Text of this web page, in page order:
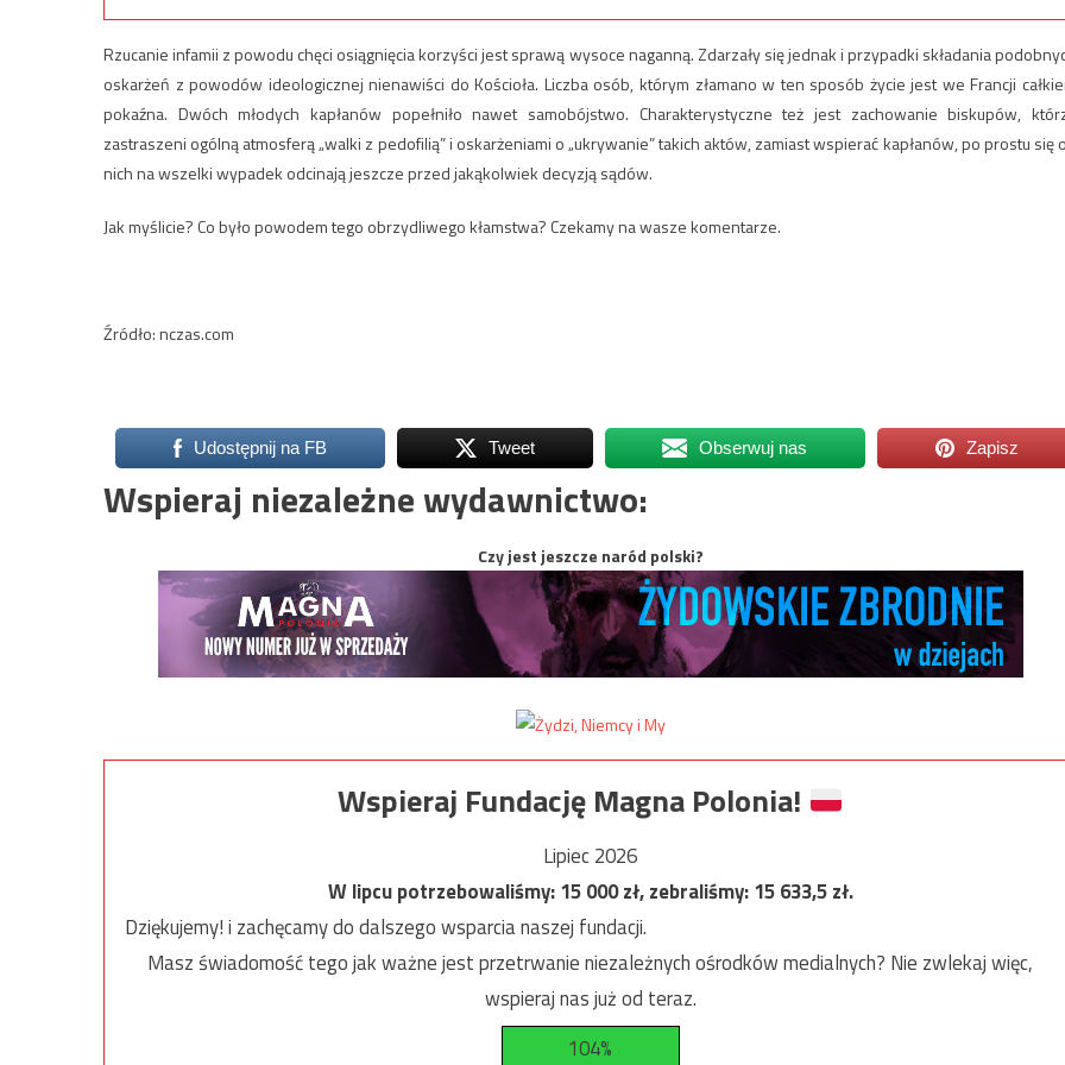
Rzucanie infamii z powodu chęci osiągnięcia korzyści jest sprawą wysoce naganną. Zdarzały się jednak i przypadki składania
oskarżeń z powodów ideologicznej nienawiści do Kościoła. Liczba osób, którym złamano w ten sposób życie jest we Francji
pokaźna. Dwóch młodych kapłanów popełniło nawet samobójstwo. Charakterystyczne też jest zachowanie biskupów,
zastraszeni ogólną atmosferą „walki z pedofilią” i oskarżeniami o „ukrywanie” takich aktów, zamiast wspierać kapłanów, po prostu się
nich na wszelki wypadek odcinają jeszcze przed jakąkolwiek decyzją sądów.
Jak myślicie? Co było powodem tego obrzydliwego kłamstwa? Czekamy na wasze komentarze.
Źródło: nczas.com
Udostępnij na FB Tweet Obserwuj nas Zapisz
Wspieraj niezależne wydawnictwo:
Czy jest jeszcze naród polski?
Wspieraj Fundację Magna Polonia!
Lipiec 2026
W lipcu potrzebowaliśmy:15 000zł, zebraliśmy:15 633,5zł.
Dziękujemy! i zachęcamy do dalszego wsparcia naszej fundacji.
Masz świadomość tego jak ważne jest przetrwanie niezależnych ośrodków medialnych? Nie zwlekaj więc,
wspieraj nas już od teraz.
104%